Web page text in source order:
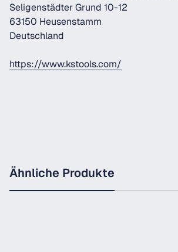
Seligenstädter Grund 10-12
63150 Heusenstamm
Deutschland
https://www.kstools.com/
Ähnliche Produkte